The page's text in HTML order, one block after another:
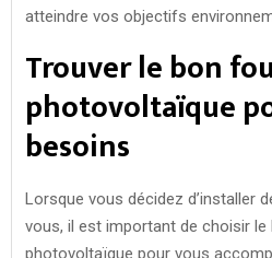
atteindre vos objectifs
Trouver le bon
photovoltaïque
besoins
Lorsque vous décidez d’installer
vous, il est important de choisir
photovoltaïque pour vous